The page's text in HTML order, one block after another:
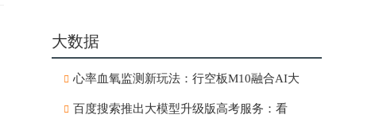
大数据
心率血氧监测新玩法：行空板M10融合AI大
百度搜索推出大模型升级版高考服务：看